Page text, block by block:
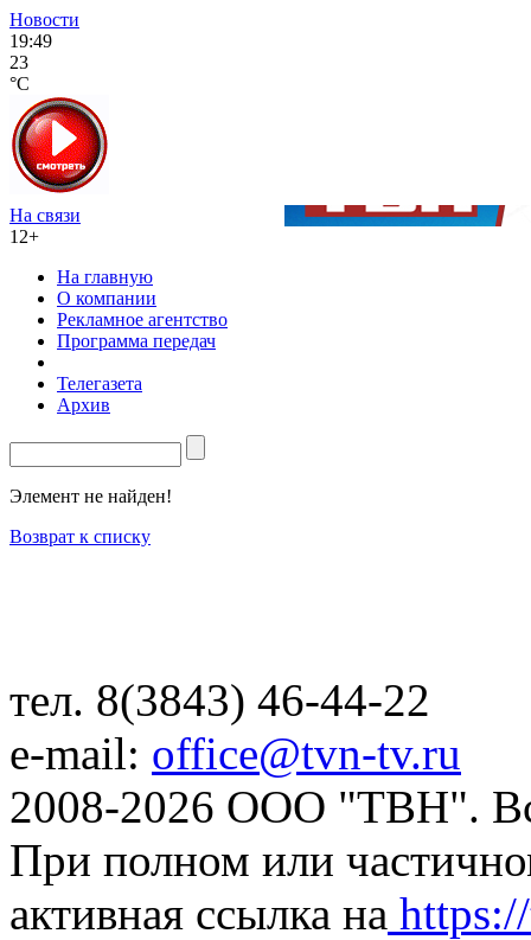
Новости
19:49
23
°C
На связи
12+
На главную
О компании
Рекламное агентство
Программа передач
Телегазета
Архив
Элемент не найден!
Возврат к списку
тел. 8(3843) 46-44-22
e-mail: office@tvn-tv.ru
2008-2026 ООО "ТВН".
При полном или
активная ссылка на